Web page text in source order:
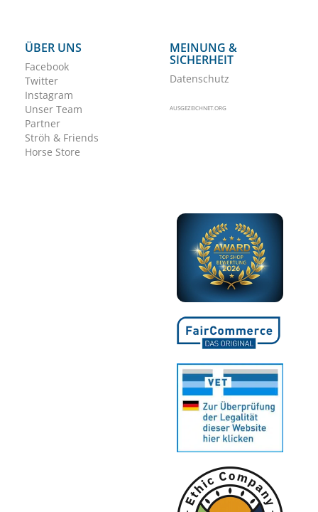
ÜBER UNS
Facebook
Twitter
Instagram
Unser Team
Partner
Ströh & Friends
Horse Store
MEINUNG &
SICHERHEIT
Datenschutz
AUSGEZEICHNET.ORG